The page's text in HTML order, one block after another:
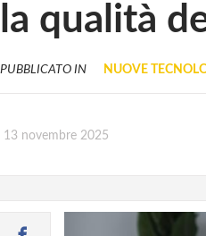
la qualità
PUBBLICATO IN NUOVE
13 novembre 2025